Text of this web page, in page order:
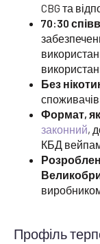
CBG та
70:30
Без
Формат,
законний,
КБД вейпам
Профіль